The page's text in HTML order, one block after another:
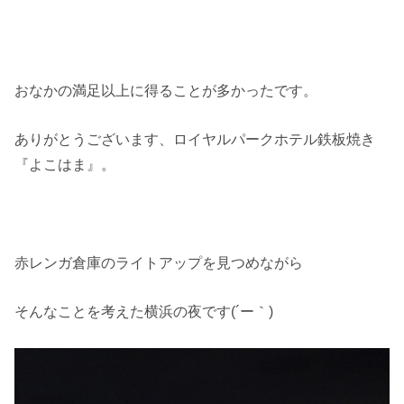
おなかの満足以上に得ることが多かったです。
ありがとうございます、ロイヤルパークホテル鉄板焼き
『よこはま』。
赤レンガ倉庫のライトアップを見つめながら
そんなことを考えた横浜の夜です(´ー｀)